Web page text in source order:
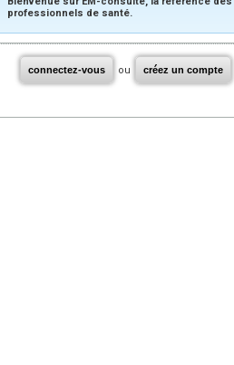
professionnels de santé.
connectez-vous ou créez un compte